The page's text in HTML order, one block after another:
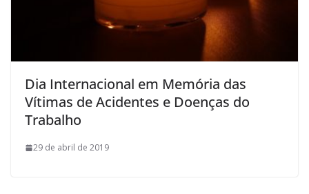
Dia Internacional em Memória das
Vítimas de Acidentes e Doenças do
Trabalho
29 de abril de 2019